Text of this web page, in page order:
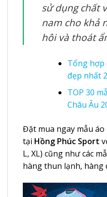
sử dụng chất
nam cho khả
hôi và thoát
Tổng hợp
đẹp nhất
TOP 30
Châu Âu
Đặt mua ngay mẫu
tại Hồng Phúc Sport
L, XL) cũng như các
hàng thun lạnh, hàng